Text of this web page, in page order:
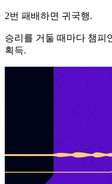
2번 패배하면 귀국행.
승리를 거둘 때마다 챔피
획득.